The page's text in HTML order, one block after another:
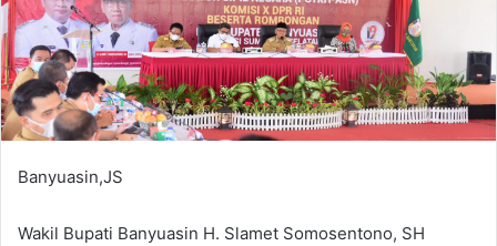
Banyuasin,JS
Wakil Bupati Banyuasin H. Slamet Somosentono, SH